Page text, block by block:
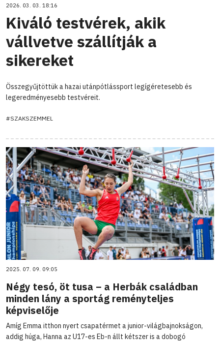
2026. 03. 03. 18:16
Kiváló testvérek, akik
vállvetve szállítják a
sikereket
Összegyűjtöttük a hazai utánpótlássport legígéretesebb és
legeredményesebb testvéreit.
#SZAKSZEMMEL
2025. 07. 09. 09:05
Négy tesó, öt tusa – a Herbák családban
minden lány a sportág reményteljes
képviselője
Amíg Emma itthon nyert csapatérmet a junior-világbajnokságon,
addig húga, Hanna az U17-es Eb-n állt kétszer is a dobogó